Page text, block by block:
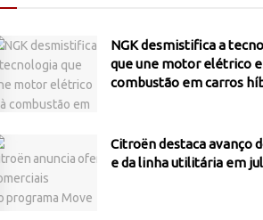
NGK desmistifica a
que une motor elétrico e
combustão em carros
Citroën destaca avanço
e da linha utilitária em